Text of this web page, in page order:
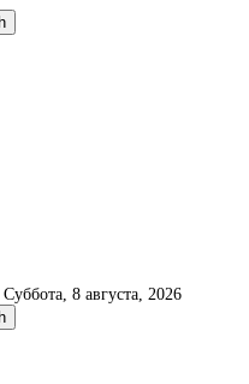
Суббота, 8 августа, 2026